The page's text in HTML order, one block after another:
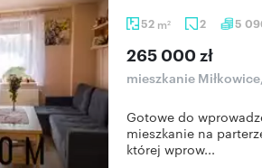
52 m2 2 5
265 000 zł
mieszkanie
Gotowe do
mieszkanie na
której wprow...